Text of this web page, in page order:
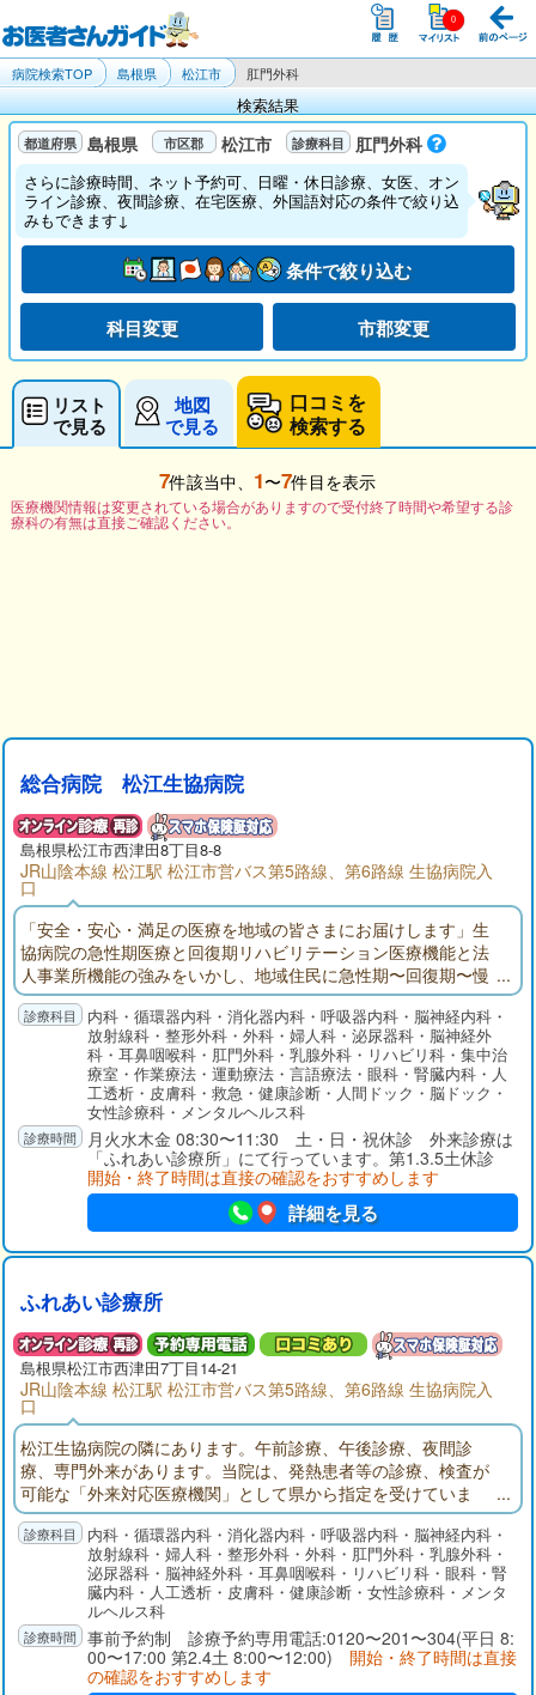
病院検索TOP 島根県 松江市 肛門外科
検索結果
島根県 松江市 肛門外科
さらに診療時間、ネット予約可、日曜・休日診療、女医、オン
ライン診療、夜間診療、在宅医療、外国語対応の条件で絞り込
みもできます↓
条件で絞り込む
科目変更 市郡変更
リスト
で見る
地図
で見る
口コミを
検索する
7件該当中、 1〜7件目を表示
医療機関情報は変更されている場合がありますので受付終了時間や希望する診
療科の有無は直接ご確認ください。
総合病院 松江生協病院
島根県松江市西津田8丁目8-8
JR山陰本線 松江駅 松江市営バス第5路線、第6路線 生協病院入
口
「安全・安心・満足の医療を地域の皆さまにお届けします」生
協病院の急性期医療と回復期リハビリテーション医療機能と法
人事業所機能の強みをいかし、地域住民に急性期〜回復期〜慢
性期〜在宅、健診の総合的な医療を提供します。松江圏域の救
急告示病院を維持し、二次救急医療の機能を発揮します。
内科・循環器内科・消化器内科・呼吸器内科・脳神経内科・
放射線科・整形外科・外科・婦人科・泌尿器科・脳神経外
科・耳鼻咽喉科・肛門外科・乳腺外科・リハビリ科・集中治
療室・作業療法・運動療法・言語療法・眼科・腎臓内科・人
工透析・皮膚科・救急・健康診断・人間ドック・脳ドック・
女性診療科・メンタルヘルス科
月火水木金 08:30〜11:30 土・日・祝休診 外来診療は
「ふれあい診療所」にて行っています。第1.3.5土休診
開始・終了時間は直接の確認をおすすめします
詳細を見る
ふれあい診療所
島根県松江市西津田7丁目14-21
JR山陰本線 松江駅 松江市営バス第5路線、第6路線 生協病院入
口
松江生協病院の隣にあります。午前診療、午後診療、夜間診
療、専門外来があります。当院は、発熱患者等の診療、検査が
可能な「外来対応医療機関」として県から指定を受けていま
す。
内科・循環器内科・消化器内科・呼吸器内科・脳神経内科・
放射線科・婦人科・整形外科・外科・肛門外科・乳腺外科・
泌尿器科・脳神経外科・耳鼻咽喉科・リハビリ科・眼科・腎
臓内科・人工透析・皮膚科・健康診断・女性診療科・メンタ
ルヘルス科
事前予約制 診療予約専用電話:0120〜201〜304(平日 8:
00〜17:00 第2.4土 8:00〜12:00) 開始・終了時間は直接
の確認をおすすめします